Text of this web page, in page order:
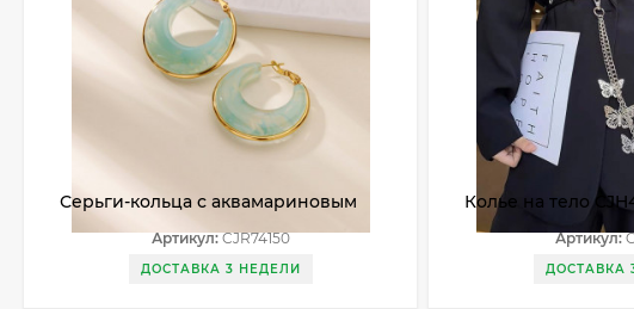
Серьги-кольца с аквамариновым
Артикул:CJR74150
ДОСТАВКА 3 НЕДЕЛИ
Колье на тело
Артикул:
ДОСТАВКА